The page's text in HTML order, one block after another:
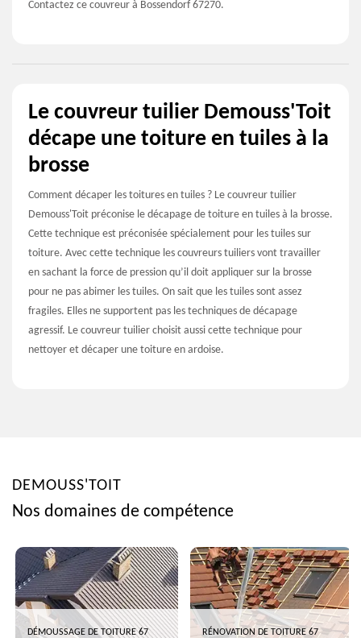
Contactez ce couvreur à Bossendorf 67270.
Le couvreur tuilier Demouss'Toit
décape une toiture en tuiles à la
brosse
Comment décaper les toitures en tuiles ? Le couvreur tuilier
Demouss'Toit préconise le décapage de toiture en tuiles à la brosse.
Cette technique est préconisée spécialement pour les tuiles sur
toiture. Avec cette technique les couvreurs tuiliers vont travailler
en sachant la force de pression qu’il doit appliquer sur la brosse
pour ne pas abimer les tuiles. On sait que les tuiles sont assez
fragiles. Elles ne supportent pas les techniques de décapage
agressif. Le couvreur tuilier choisit aussi cette technique pour
nettoyer et décaper une toiture en ardoise.
DEMOUSS'TOIT
Nos domaines de compétence
DÉMOUSSAGE DE TOITURE 67 RÉNOVATION DE TOITURE 67